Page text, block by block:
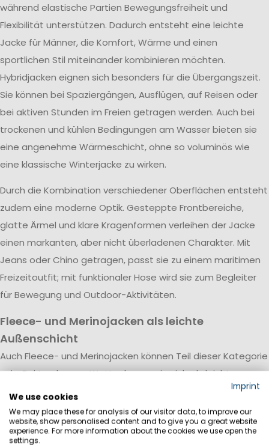
während elastische Partien Bewegungsfreiheit und
Flexibilität unterstützen. Dadurch entsteht eine leichte
Jacke für Männer, die Komfort, Wärme und einen
sportlichen Stil miteinander kombinieren möchten.
Hybridjacken eignen sich besonders für die Übergangszeit.
Sie können bei Spaziergängen, Ausflügen, auf Reisen oder
bei aktiven Stunden im Freien getragen werden. Auch bei
trockenen und kühlen Bedingungen am Wasser bieten sie
eine angenehme Wärmeschicht, ohne so voluminös wie
eine klassische Winterjacke zu wirken.
Durch die Kombination verschiedener Oberflächen entsteht
zudem eine moderne Optik. Gesteppte Frontbereiche,
glatte Ärmel und klare Kragenformen verleihen der Jacke
einen markanten, aber nicht überladenen Charakter. Mit
Jeans oder Chino getragen, passt sie zu einem maritimen
Freizeitoutfit; mit funktionaler Hose wird sie zum Begleiter
für Bewegung und Outdoor-Aktivitäten.
Fleece- und Merinojacken als leichte
Außenschicht
Auch Fleece- und Merinojacken können Teil dieser Kategorie
sein. Bei trockenem Wetter lassen sie sich als leichte
Außenjacke tragen. Unter einer Softshell-, Regen- oder
Winterjacke übernehmen sie die Funktion einer isolierenden
Zwischenschicht.
Fleece bietet unkomplizierte Wärme und ein angenehm
Imprint
We use cookies
We may place these for analysis of our visitor data, to improve our
website, show personalised content and to give you a great website
experience. For more information about the cookies we use open the
settings.